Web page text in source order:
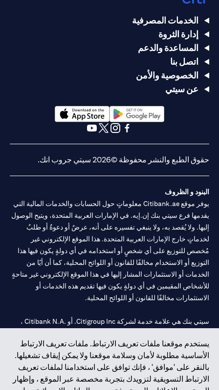
يستخدم موقعنا ملفات تعريف الارتباط. ملفات تعريف الارتباط
الأساسية مطلوبة لأمان وسلامة موقعنا ولا يمكن إيقاف تشغيلها.
بالنقر على 'موافق' ، فإنك توافق على استخدامنا لملفات تعريف
الارتباط التسويقية لتزويدك بتجربة مخصصة عبر الموقع ، وإظهار
الخدمات المصرفية
إدارة الثروة
المساعدة والدعم
اتصل بنا
الخصوصية والأمن
عن سيتي
(opens in a new tab)
حقوق الطبع والنشر محفوظة ©2026 سيتي جروب انك.
البنود و الظروف
يوفر موقع Citibank.ae معلوماتٍ حول الحسابات والخدمات المالية التي
يقدمها فرع سيتي بنك إن.إيه. في الإمارات العربية المتحدة، ويتيح الوصول
إليها. ولا يُقصد به، ولا ينبغي تفسيره على أنه، عرضٌ أو دعوةٌ أو طلبٌ
لخدماتٍ خارج الإمارات العربية المتحدة. هذا الموقع الإلكتروني غير
مُخصص للتوزيع على أي شخصٍ أو استخدامه في أي دولةٍ يكون فيها هذا
التوزيع أو الاستخدام مخالفًا للقانون أو اللوائح المحلية، كما أن أيًا من
الخدمات أو الاستثمارات المشار إليها في هذا الموقع الإلكتروني غير متاحةٍ
للأشخاص المقيمين في أي دولةٍ يكون فيها تقديم هذه الخدمات أو
الاستثمارات مخالفًا للقانون أو اللوائح المحلية.
سيتي بنك هي علامة خدمة لشركة Citigroup Inc. أو .Citibank N.A ،
سيتي بنك إن. إيه. الإمارات مسجل لدى مصرف الإمارات المركزي تحت
أرقام التراخيص 202563 لفرع الوصل في دبي، 531989 لفرع مول
الإمارات في دبي، وCN-1002019لفرع أبوظبي. هاتف: 4000 311 04.